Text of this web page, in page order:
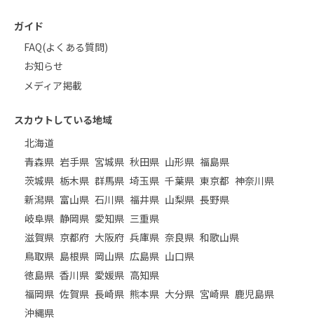
ガイド
FAQ(よくある質問)
お知らせ
メディア掲載
スカウトしている地域
北海道
青森県 岩手県 宮城県 秋田県 山形県 福島県
茨城県 栃木県 群馬県 埼玉県 千葉県 東京都 神奈川県
新潟県 富山県 石川県 福井県 山梨県 長野県
岐阜県 静岡県 愛知県 三重県
滋賀県 京都府 大阪府 兵庫県 奈良県 和歌山県
鳥取県 島根県 岡山県 広島県 山口県
徳島県 香川県 愛媛県 高知県
福岡県 佐賀県 長崎県 熊本県 大分県 宮崎県 鹿児島県
沖縄県